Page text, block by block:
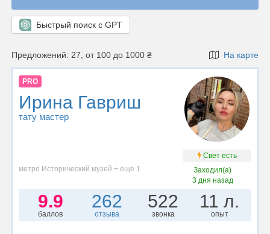
Быстрый поиск с GPT
Предложений: 27, от 100 до 1000 ₴ На карте
PRO
Ирина Гавриш
тату мастер
Свет есть
метро Исторический музей + ещё 1
Заходил(а)
3 дня назад
9.9
баллов
262
отзыва
522
звонка
11 л.
опыт